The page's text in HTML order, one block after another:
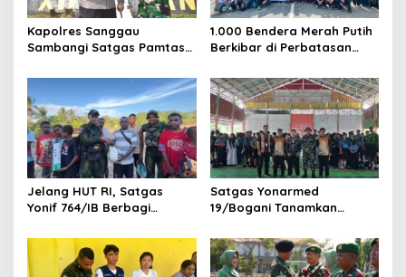
Kapolres Sanggau
Sambangi Satgas Pamtas
Perkuat Soliditas TNI-Polri
di Perbatasan
1.000 Bendera Merah Putih
Berkibar di Perbatasan
Jelang HUT RI, Satgas
Yonif 764/IB Berbagi
Satgas Yonarmed
19/Bogani Tanamkan
Perbatasan